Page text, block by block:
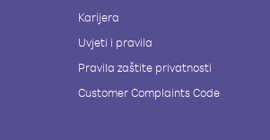
Karijera
Uvjeti i pravila
Pravila zaštite privatnosti
Customer Complaints Code